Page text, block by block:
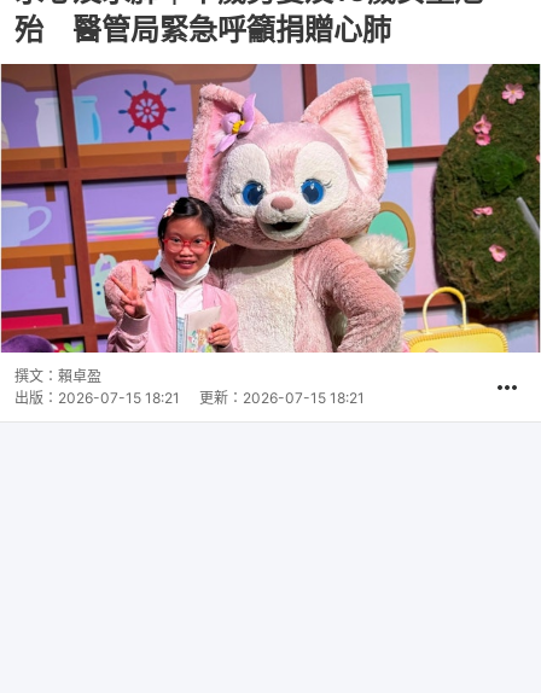
殆 醫管局緊急呼籲捐贈心肺
撰文： 賴卓盈
出版： 2026-07-15 18:21 更新： 2026-07-15 18:21